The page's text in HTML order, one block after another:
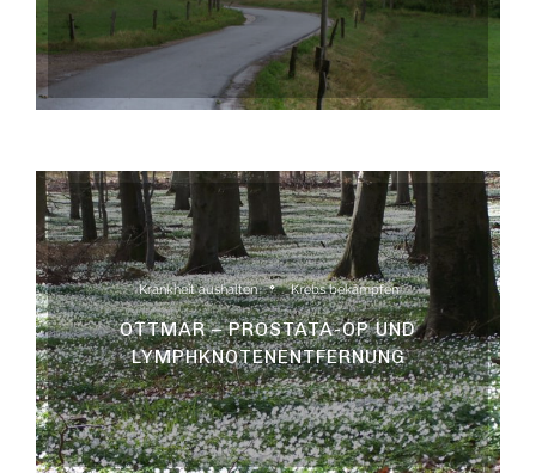
Krankheit aushalten Krebs bekämpfen
OTTMAR – PROSTATA-OP UND
LYMPHKNOTENENTFERNUNG